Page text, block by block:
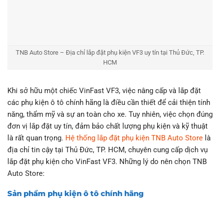
TNB Auto Store – Địa chỉ lắp đặt phụ kiện VF3 uy tín tại Thủ Đức, TP.
HCM
Khi sở hữu một chiếc VinFast VF3, việc nâng cấp và lắp đặt
các phụ kiện ô tô chính hãng là điều cần thiết để cải thiện tính
năng, thẩm mỹ và sự an toàn cho xe. Tuy nhiên, việc chọn đúng
đơn vị lắp đặt uy tín, đảm bảo chất lượng phụ kiện và kỹ thuật
là rất quan trọng. Hệ thống lắp đặt phụ kiện TNB Auto Store là
địa chỉ tin cậy tại Thủ Đức, TP. HCM, chuyên cung cấp dịch vụ
lắp đặt phụ kiện cho VinFast VF3. Những lý do nên chọn TNB
Auto Store:
Sản phẩm phụ kiện ô tô chính hãng